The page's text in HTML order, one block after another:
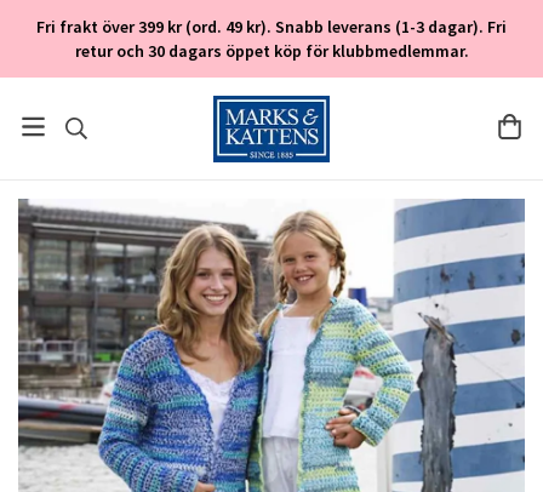
Fri frakt över 399 kr (ord. 49 kr). Snabb leverans (1-3 dagar). Fri
retur och 30 dagars öppet köp för klubbmedlemmar.